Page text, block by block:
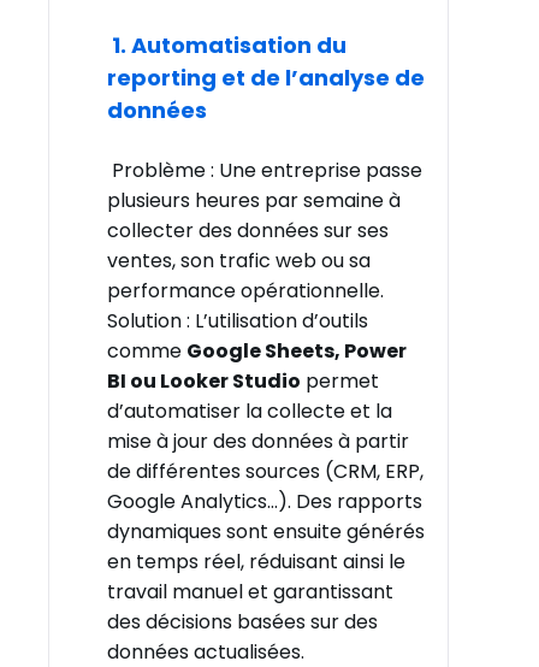
1. Automatisation du
reporting et de l’analyse de
données
Problème : Une entreprise passe
plusieurs heures par semaine à
collecter des données sur ses
ventes, son trafic web ou sa
performance opérationnelle.
Solution : L’utilisation d’outils
comme Google Sheets, Power
BI ou Looker Studio permet
d’automatiser la collecte et la
mise à jour des données à partir
de différentes sources (CRM, ERP,
Google Analytics…). Des rapports
dynamiques sont ensuite générés
en temps réel, réduisant ainsi le
travail manuel et garantissant
des décisions basées sur des
données actualisées.